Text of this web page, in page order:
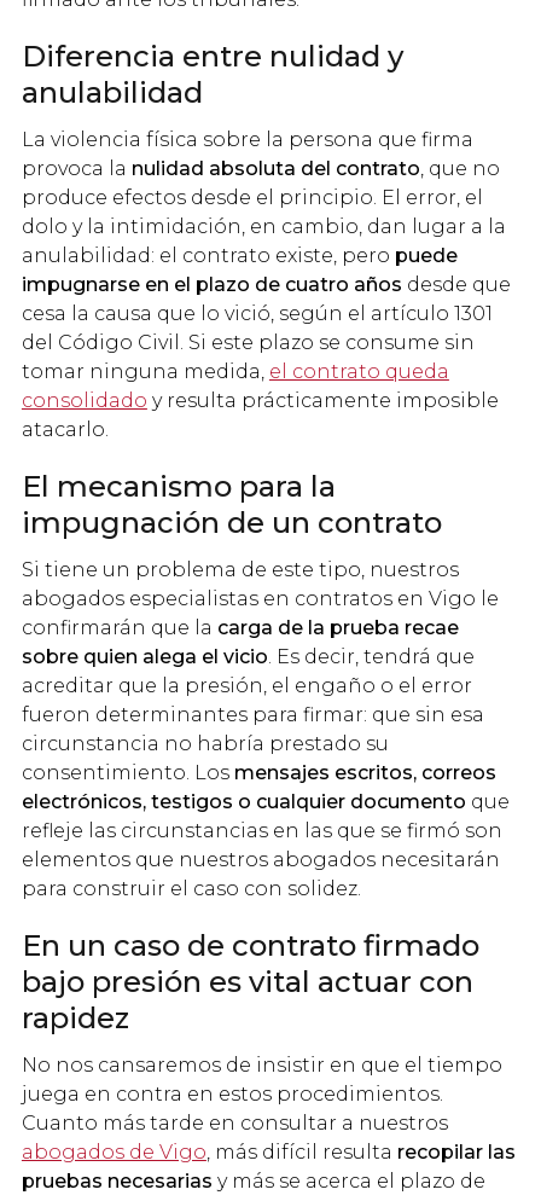
Diferencia entre nulidad y
anulabilidad
La violencia física sobre la persona que firma
provoca la nulidad absoluta del contrato, que no
produce efectos desde el principio. El error, el
dolo y la intimidación, en cambio, dan lugar a la
anulabilidad: el contrato existe, pero puede
impugnarse en el plazo de cuatro años desde que
cesa la causa que lo vició, según el artículo 1301
del Código Civil. Si este plazo se consume sin
tomar ninguna medida, el contrato queda
consolidado y resulta prácticamente imposible
atacarlo.
El mecanismo para la
impugnación de un contrato
Si tiene un problema de este tipo, nuestros
abogados especialistas en contratos en Vigo le
confirmarán que la carga de la prueba recae
sobre quien alega el vicio. Es decir, tendrá que
acreditar que la presión, el engaño o el error
fueron determinantes para firmar: que sin esa
circunstancia no habría prestado su
consentimiento. Los mensajes escritos, correos
electrónicos, testigos o cualquier documento que
refleje las circunstancias en las que se firmó son
elementos que nuestros abogados necesitarán
para construir el caso con solidez.
En un caso de contrato firmado
bajo presión es vital actuar con
rapidez
No nos cansaremos de insistir en que el tiempo
juega en contra en estos procedimientos.
Cuanto más tarde en consultar a nuestros
abogados de Vigo, más difícil resulta recopilar las
pruebas necesarias y más se acerca el plazo de